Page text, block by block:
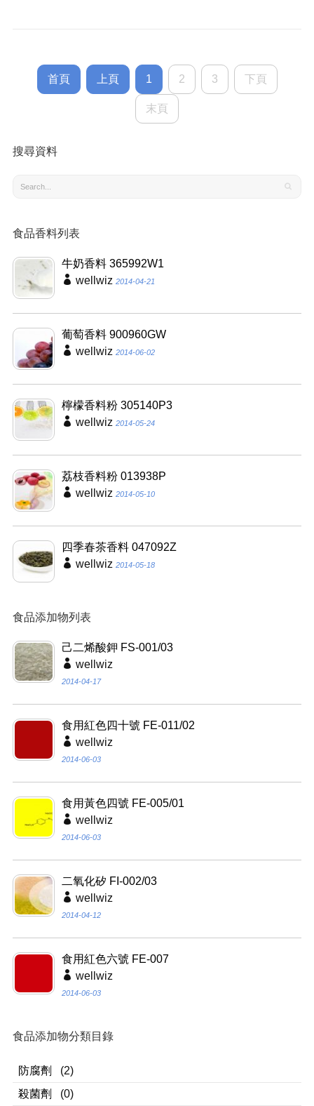
首頁 上頁 1 2 3 下頁
末頁
搜尋資料
食品香料列表
牛奶香料 365992W1
wellwiz 2014-04-21
葡萄香料 900960GW
wellwiz 2014-06-02
檸檬香料粉 305140P3
wellwiz 2014-05-24
荔枝香料粉 013938P
wellwiz 2014-05-10
四季春茶香料 047092Z
wellwiz 2014-05-18
食品添加物列表
己二烯酸鉀 FS-001/03
wellwiz
2014-04-17
食用紅色四十號 FE-011/02
wellwiz
2014-06-03
食用黃色四號 FE-005/01
wellwiz
2014-06-03
二氧化矽 FI-002/03
wellwiz
2014-04-12
食用紅色六號 FE-007
wellwiz
2014-06-03
食品添加物分類目錄
防腐劑
(2)
殺菌劑
(0)